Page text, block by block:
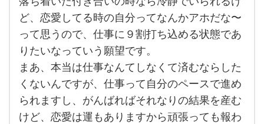
と
か）
は、
８割
恋愛
の方
に気
持ち
を持
って
いか
れち
ゃっ
ど、恋愛してる時の自分ってなんかアホだな〜
って思うので、仕事に９割打ち込める状態であ
りたいなっていう願望です。
まあ、本当は仕事なんてしなくて済むならした
くないんですが、仕事って自分のペースで進め
られますし、がんばればそれなりの結果を産む
けど、恋愛は運もありますから頑張っても報わ